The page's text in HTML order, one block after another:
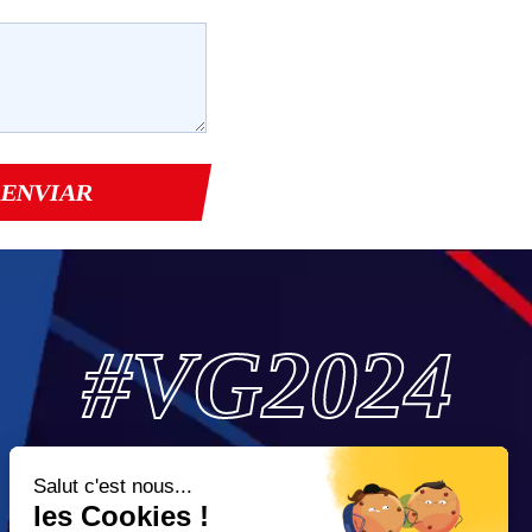
#VG2024
Vuelta al mundo, sin escalas y sin asistencia, la
Vendée Globe es la máxima referencia en las regatas
en solitario.